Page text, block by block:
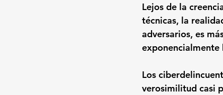
Lejos de la
técnicas, la
adversarios, es
exponencialmente
Los
verosimilitud casi